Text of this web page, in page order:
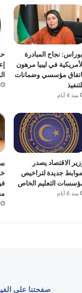
نجاح المبادرة
في ليبيا مرهون
مؤسسي وضمانات
منذ 4 أيام
الاقتصاد يصدر
جديدة لتراخيص
التعليم الخاص
منذ 6 أيام
صفحتنا على